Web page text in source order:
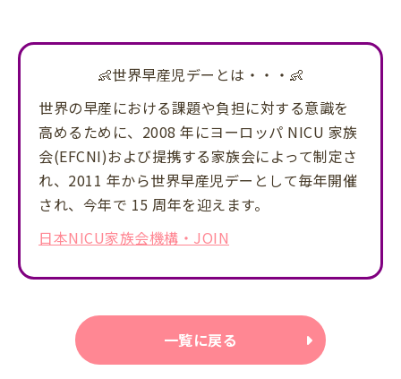
👶世界早産児デーとは・・・👶
世界の早産における課題や負担に対する意識を
高めるために、2008 年にヨーロッパ NICU 家族
会(EFCNI)および提携する家族会によって制定さ
れ、2011 年から世界早産児デーとして毎年開催
され、今年で 15 周年を迎えます。
日本NICU家族会機構・JOIN
一覧に戻る